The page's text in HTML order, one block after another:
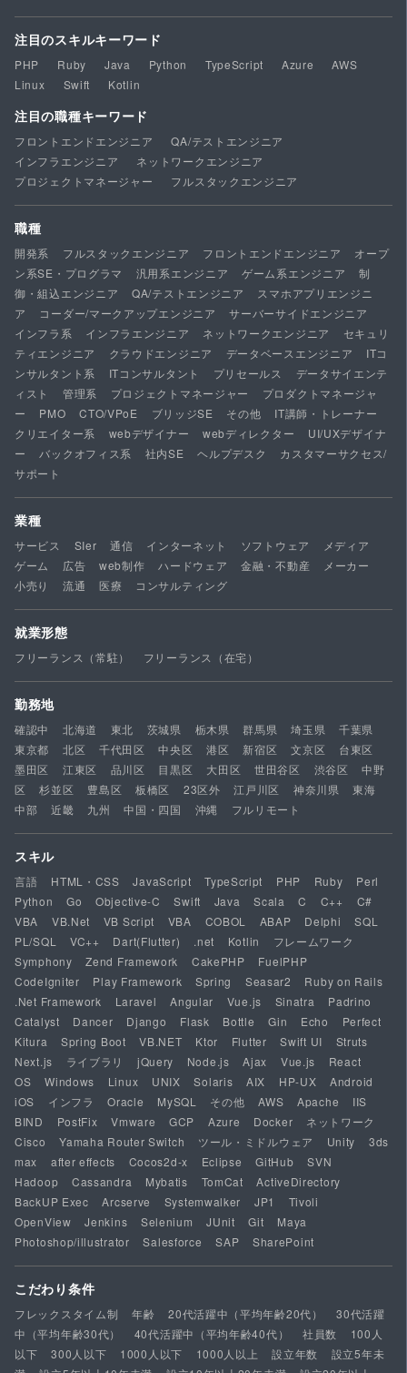
注目のスキルキーワード
PHP Ruby Java Python TypeScript Azure
AWS
Linux
Swift Kotlin
注目の職種キーワード
フロントエンドエンジニア
QA/テストエンジニア
インフラエンジニア
ネットワークエンジニア
プロジェクトマネージャー
フルスタックエンジニア
職種
開発系 フルスタックエンジニア フロントエンドエンジニア
オープ
ン系SE・プログラマ
汎用系エンジニア ゲーム系エンジニア
制
御・組込エンジニア
QA/テストエンジニア
スマホアプリエンジニ
ア
コーダー/マークアップエンジニア
サーバーサイドエンジニア
インフラ系
インフラエンジニア ネットワークエンジニア
セキュリ
ティエンジニア
クラウドエンジニア データベースエンジニア
ITコ
ンサルタント系
ITコンサルタント プリセールス
データサイエンテ
ィスト
管理系 プロジェクトマネージャー
プロダクトマネージャ
ー
PMO CTO/VPoE ブリッジSE その他
IT講師・トレーナー
クリエイター系
webデザイナー webディレクター
UI/UXデザイナ
ー
バックオフィス系 社内SE ヘルプデスク
カスタマーサクセス/
サポート
業種
サービス SIer 通信 インターネット ソフトウェア
メディア
ゲーム
広告 web制作 ハードウェア 金融・不動産
メーカー
小売り
流通 医療 コンサルティング
就業形態
フリーランス（常駐） フリーランス（在宅）
勤務地
確認中 北海道 東北 茨城県 栃木県 群馬県 埼玉県
千葉県
東京都
北区 千代田区 中央区 港区 新宿区 文京区
台東区
墨田区
江東区 品川区 目黒区 大田区 世田谷区 渋谷区
中野
区
杉並区 豊島区 板橋区 23区外 江戸川区 神奈川県
東海
中部
近畿 九州 中国・四国 沖縄 フルリモート
スキル
言語 HTML・CSS JavaScript TypeScript PHP Ruby
Perl
Python
Go Objective-C Swift Java Scala C C++
C#
VBA
VB.Net VB Script VBA COBOL ABAP Delphi
SQL
PL/SQL
VC++ Dart(Flutter) .net Kotlin
フレームワーク
Symphony
Zend Framework CakePHP
FuelPHP
CodeIgniter
Play Framework Spring Seasar2
Ruby on Rails
.Net Framework
Laravel Angular Vue.js Sinatra
Padrino
Catalyst
Dancer Django Flask Bottle Gin Echo
Perfect
Kitura
Spring Boot VB.NET Ktor Flutter Swift UI
Struts
Next.js
ライブラリ jQuery Node.js Ajax Vue.js
React
OS
Windows Linux UNIX Solaris AIX HP-UX
Android
iOS
インフラ Oracle MySQL その他 AWS Apache
IIS
BIND
PostFix Vmware GCP Azure Docker
ネットワーク
Cisco
Yamaha Router Switch ツール・ミドルウェア Unity
3ds
max
after effects Cocos2d-x Eclipse GitHub
SVN
Hadoop
Cassandra Mybatis TomCat
ActiveDirectory
BackUP Exec
Arcserve Systemwalker JP1
Tivoli
OpenView
Jenkins Selenium JUnit Git
Maya
Photoshop/illustrator
Salesforce SAP SharePoint
こだわり条件
フレックスタイム制 年齢 20代活躍中（平均年齢20代）
30代活躍
中（平均年齢30代）
40代活躍中（平均年齢40代） 社員数
100人
以下
300人以下 1000人以下 1000人以上 設立年数
設立5年未